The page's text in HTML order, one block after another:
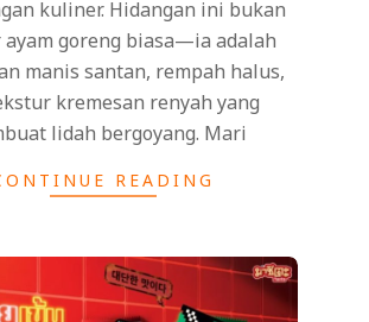
kuliner. Hidangan ini bukan
ayam goreng biasa—ia adalah
manis santan, rempah halus,
kremesan renyah yang
lidah bergoyang. Mari
READING